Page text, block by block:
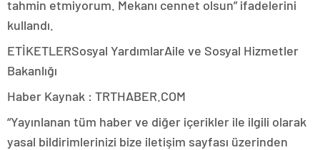
tahmin etmiyorum. Mekanı cennet olsun” ifadelerini
kullandı.
ETİKETLERSosyal YardımlarAile ve Sosyal Hizmetler
Bakanlığı
Haber Kaynak : TRTHABER.COM
“Yayınlanan tüm haber ve diğer içerikler ile ilgili olarak
yasal bildirimlerinizi bize iletişim sayfası üzerinden